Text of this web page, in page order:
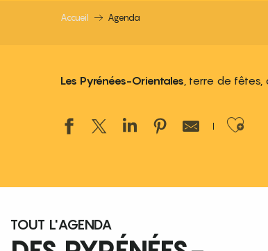
Accueil Agenda
Les Pyrénées-Orientales, terre de fêtes,
TOUT L'AGENDA